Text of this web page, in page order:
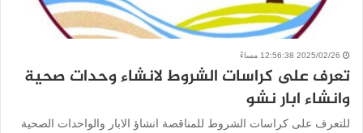
2025/02/26 12:56:38 مساءً
تعرف على كراسات الشروط لانشاء وحدات صحية
وانشاء ابار نشو
للتعرف على كراسات الشروط للمناقصة انشاؤ الابار والواحدات الصحية